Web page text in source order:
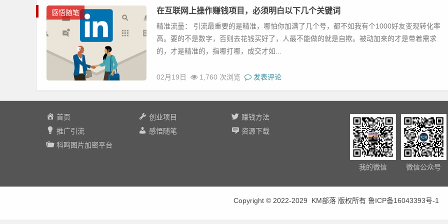
感悟随笔 在互联网上操作赚钱项目，必须明白以下几个关键词
精准流量： 引流最重要的是精准，哪怕你加满了几个号，都不如我有个1000好友变现转化率
高。要的不是数字，否则去花钱买好了，人最不能做的就是自欺。被动加来的才是带着需求
的，才是精准的，指哪打哪，成交才如...
02月19日 1,760 次浏览 发表评论
首页 创业项目
赚钱方法
推广引流
感悟随笔
资源下载
科鸣图片加密平台
我的微信 微信公众号
Copyright © 2022-2029 KM部落 版权所有 鲁ICP备16043393号-1